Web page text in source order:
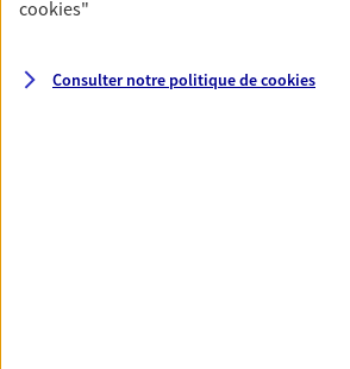
Pour un avenir serein, assurez-
contrat prévoyance. Préservez vos
cookies"
Consulter notre politique decookies